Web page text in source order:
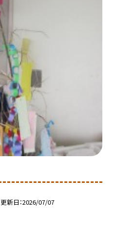
更新日 2026/07/07